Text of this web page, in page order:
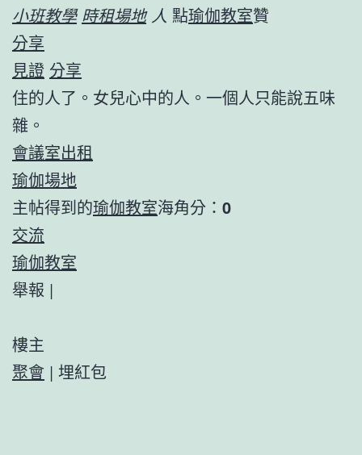
小班教學 時租場地人 點瑜伽教室贊
分享
見證 分享
住的人了。女兒心中的人。一個人只能說五味
雜。
會議室出租
瑜伽場地
主帖得到的瑜伽教室海角分： 0
交流
瑜伽教室
舉報 |
樓主
聚會 | 埋紅包